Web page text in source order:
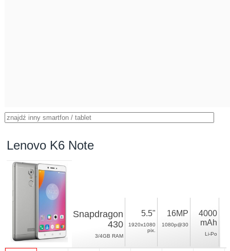
Lenovo K6 Note
Snapdragon
430
3/4GB RAM
5.5"
1920x1080
pix.
16MP
1080p@30
4000
mAh
Li-Po